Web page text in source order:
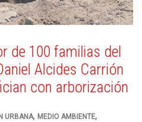
de 100 familias del
Alcides Carrión
con arborización
URBANA, MEDIO AMBIENTE,